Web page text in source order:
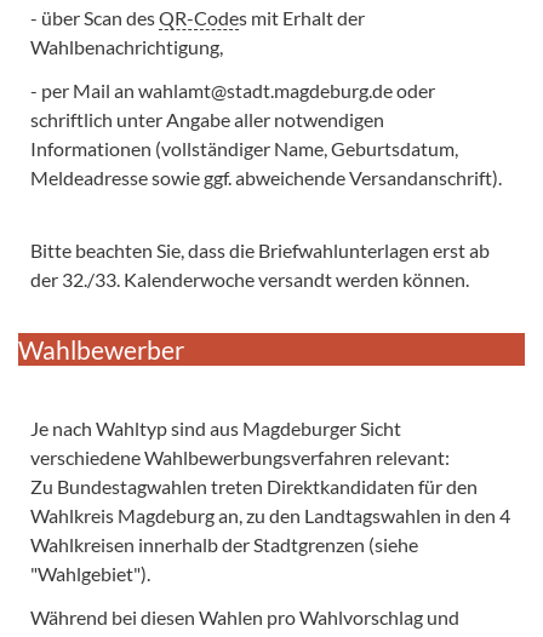
- über Scan desQR-Codes mit Erhalt der
Wahlbenachrichtigung,
- per Mail an wahlamt@stadt.magdeburg.deoder
schriftlich unter Angabe aller notwendigen
Informationen (vollständiger Name, Geburtsdatum,
Meldeadresse sowie ggf. abweichende Versandanschrift).
Bitte beachten Sie, dass die Briefwahlunterlagen erst ab
der 32./33. Kalenderwoche versandt werden können.
Wahlbewerber
Je nach Wahltyp sind aus Magdeburger Sicht
verschiedene Wahlbewerbungsverfahren relevant:
Zu Bundestagwahlen treten Direktkandidaten für den
Wahlkreis Magdeburg an, zu den Landtagswahlen in den 4
Wahlkreisen innerhalb der Stadtgrenzen (siehe
"Wahlgebiet").
Während bei diesen Wahlen pro Wahlvorschlag und